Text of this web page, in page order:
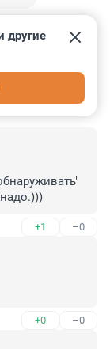
другие
+1 –0
+0 –0